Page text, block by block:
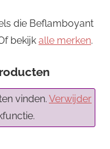
die Beflamboyant
bekijk alle merken.
vinden. Verwijder